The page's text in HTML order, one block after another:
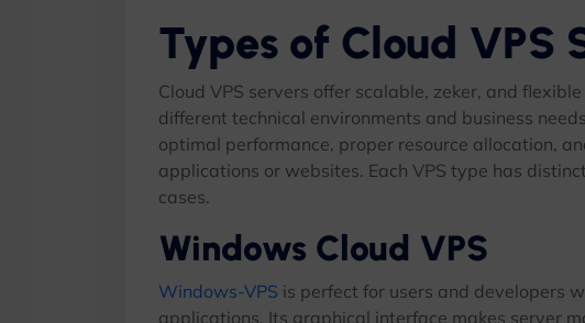
Types of Cloud VPS
Cloud VPS servers offer scalable, zeker, and
different technical environments and business needs
optimal performance, proper resource allocation,
applications or websites. Each VPS type has
cases.
Windows Cloud VPS
Windows-VPS is perfect for users and developers
applications. Its graphical interface makes server